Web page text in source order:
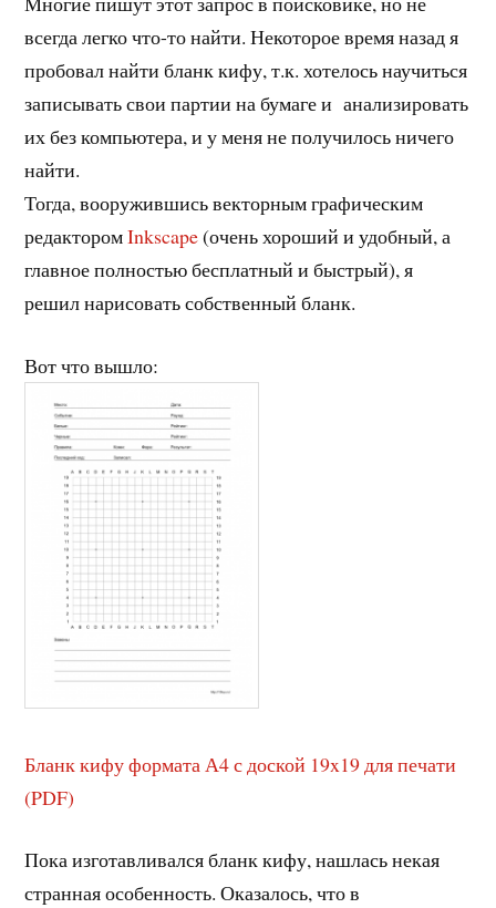
всегда легко что-то найти. Некоторое время назад я
пробовал найти бланк кифу, т.к. хотелось научиться
записывать свои партии на бумаге и анализировать
их без компьютера, и у меня не получилось ничего
найти.
Тогда, вооружившись векторным графическим
редакторомInkscape(очень хороший и удобный, а
главное полностью бесплатный и быстрый), я
решил нарисовать собственный бланк.
Вот что вышло:
Бланк кифу формата А4 с доской 19x19 для печати
(PDF)
Пока изготавливался бланк кифу, нашлась некая
странная особенность. Оказалось, что в